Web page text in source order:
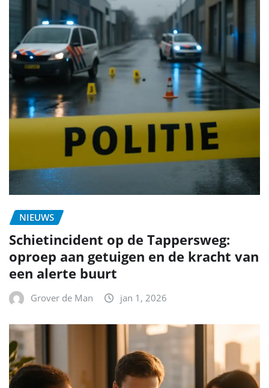
NIEUWS
Schietincident op de Tappersweg:
oproep aan getuigen en de kracht van
een alerte buurt
Grover de Man jan 1, 2026